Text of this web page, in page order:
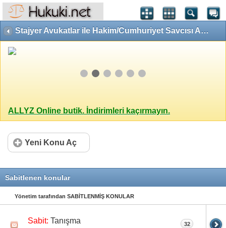
Stajyer Avukatlar ile Hakim/Cumhuriyet Savcısı Adaylarına Özel Alan
ALLYZ Online butik. İndirimleri kaçırmayın.
Yeni Konu Aç
Sabitlenen konular
Yönetim tarafından SABİTLENMİŞ KONULAR
Sabit: Tanışma 32